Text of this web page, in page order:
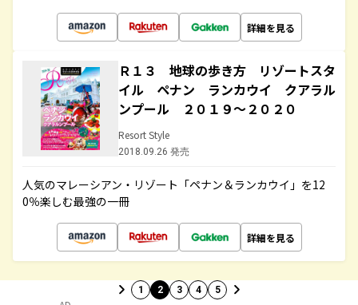
詳細を見る
Ｒ１３ 地球の歩き方 リゾートスタ
イル ペナン ランカウイ クアラル
ンプール ２０１９～２０２０
Resort Style
2018.09.26 発売
人気のマレーシアン・リゾート「ペナン＆ランカウイ」を12
0％楽しむ最強の一冊
詳細を見る
1 2 3 4 5